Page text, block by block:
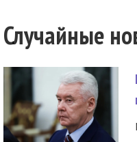
Случайные